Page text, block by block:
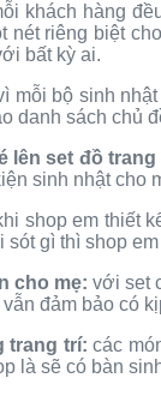
khách hàng
nét riêng biệt
bất kỳ ai.
mỗi bộ sinh
danh sách chủ
lên set đồ
sinh nhật cho
shop em thiết
sót gì thì shop
cho mẹ: với set
đảm bảo có
trang trí: các
là sẽ có bàn